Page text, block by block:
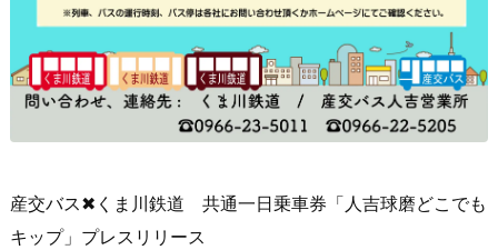
産交バス✖くま川鉄道 共通一日乗車券「人吉球磨どこでも
キップ」プレスリリース